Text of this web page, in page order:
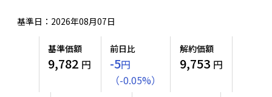
ESGへの取り組み
議決権行使について
国内株式議決権行使の方針と判断基準
基準日：2026年08月07日
基準価額
9,782 円
前日比
-5円
（-0.05%）
解約価額
9,753 円